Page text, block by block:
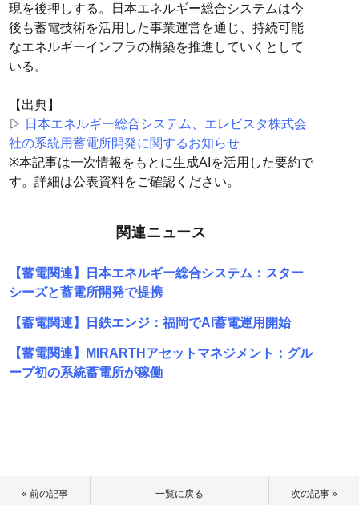
現を後押しする。日本エネルギー総合システムは今
後も蓄電技術を活用した事業運営を通じ、持続可能
なエネルギーインフラの構築を推進していくとして
いる。
【出典】
▷ 日本エネルギー総合システム、エレビスタ株式会
社の系統用蓄電所開発に関するお知らせ
※本記事は一次情報をもとに生成AIを活用した要約で
す。詳細は公表資料をご確認ください。
関連ニュース
【蓄電関連】日本エネルギー総合システム：スター
シーズと蓄電所開発で提携
【蓄電関連】日鉄エンジ：福岡でAI蓄電運用開始
【蓄電関連】MIRARTHアセットマネジメント：グル
ープ初の系統蓄電所が稼働
« 前の記事 一覧に戻る 次の記事 »